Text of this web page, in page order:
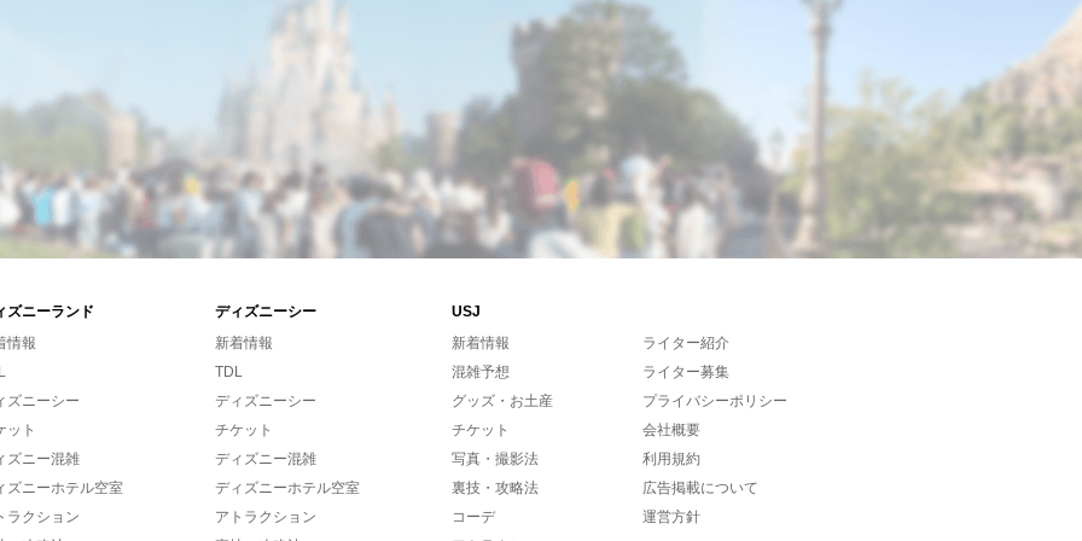
ズニーランド ディズニーシー
USJ
情報
ズニーシー
ット
ズニー混雑
ズニーホテル空室
ラクション
新着情報
TDL
ディズニーシー
チケット
ディズニー混雑
ディズニーホテル空室
アトラクション
新着情報
混雑予想
グッズ・お土産
チケット
写真・撮影法
裏技・攻略法
コーデ
ライター紹介
ライター募集
プライバシーポリシー
会社概要
利用規約
広告掲載について
運営方針